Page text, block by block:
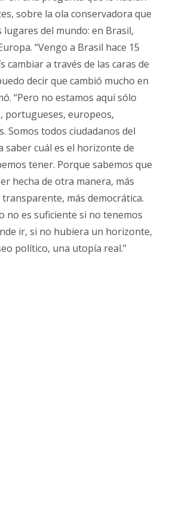
sobre la ola conservadora que
lugares del mundo: en Brasil,
“Vengo a Brasil hace 15
cambiar a través de las caras de
decir que cambió mucho en
“Pero no estamos aquí sólo
portugueses, europeos,
Somos todos ciudadanos del
saber cuál es el horizonte de
tener. Porque sabemos que
hecha de otra manera, más
más democrática.
no es suficiente si no tenemos
ir, si no hubiera un horizonte,
político, una utopía real.”